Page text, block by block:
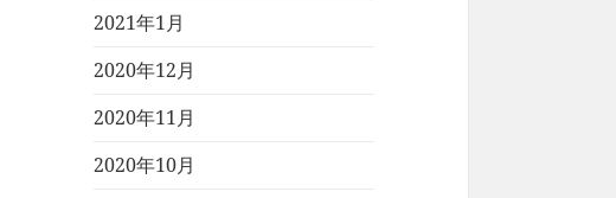
2021年1月
2020年12月
2020年11月
2020年10月